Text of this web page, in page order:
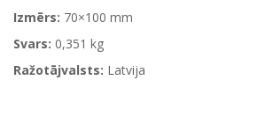
Izmērs: 70×100 mm
Svars: 0,351 kg
Ražotājvalsts: Latvija